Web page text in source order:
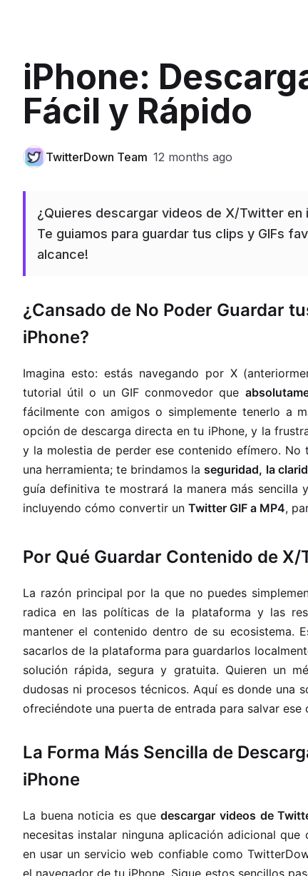
iPhone:
Fácil y Rápido
TwitterDown Team 12 months ago
¿Quieres descargar videos de X/Twitter
Te guiamos para guardar tus clips y GIFs
alcance!
¿Cansado de No Poder Guardar
iPhone?
Imagina esto: estás navegando por X
tutorial útil o un GIF conmovedor que
fácilmente con amigos o simplemente tenerlo a
opción de descarga directa en tu iPhone, y la
y la molestia de perder ese contenido efímero.
una herramienta; te brindamos laseguridad, la
guía definitiva te mostrará la manera más sencilla
incluyendo cómo convertir un Twitter GIF a MP4,
Por Qué Guardar Contenido de
La razón principal por la que no puedes
radica en las políticas de la plataforma y las
mantener el contenido dentro de su ecosistema.
sacarlos de la plataforma para guardarlos
solución rápida, segura y gratuita. Quieren un
dudosas ni procesos técnicos. Aquí es donde una
ofreciéndote una puerta de entrada para salvar ese
La Forma Más Sencilla de
iPhone
La buena noticia es quedescargar videos de
necesitas instalar ninguna aplicación adicional
en usar un servicio web confiable como
el navegador de tu iPhone. Sigue estos sencillos